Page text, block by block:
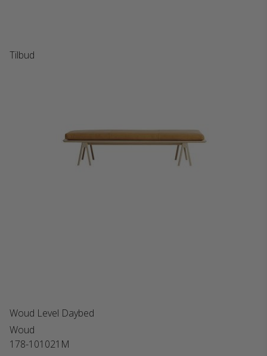
Tilbud
Woud Level Daybed
Woud
178-101021M